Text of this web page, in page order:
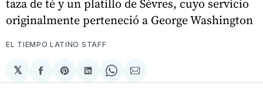
taza de té y un platillo de Sèvres, cuyo servicio
originalmente perteneció a George Washington
EL TIEMPO LATINO STAFF
𝕏
Compartir
en
Share
on
Compartir
en
Share
on
Compartir
via